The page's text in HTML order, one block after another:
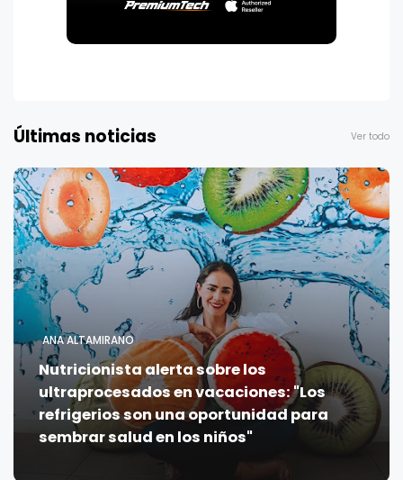
Últimas noticias Ver todo
ANA ALTAMIRANO
Nutricionista alerta sobre los
ultraprocesados en vacaciones: "Los
refrigerios son una oportunidad para
sembrar salud en los niños"